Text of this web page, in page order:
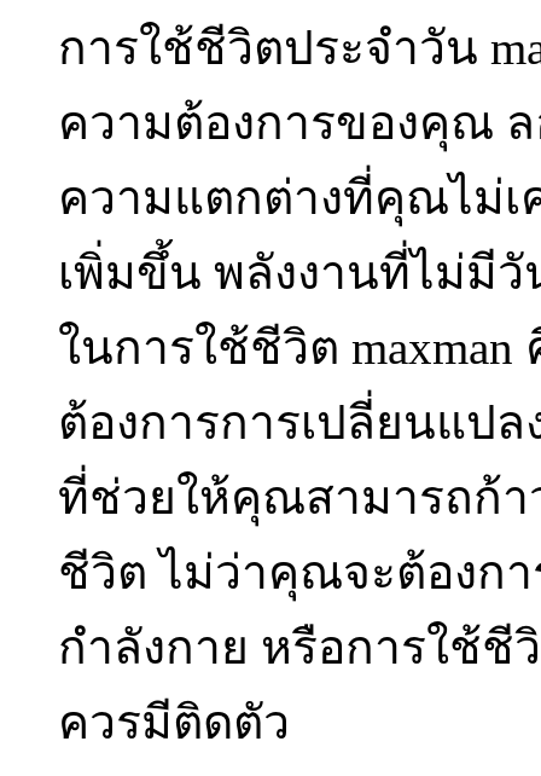
การใช้ชีวิตประจำวัน
ความต้องการของคุณ
ความแตกต่างที่คุณไม่เ
เพิ่มขึ้น พลังงานที่ไม่มี
ในการใช้ชีวิต
ต้องการการเปลี่ยนแป
ที่ช่วยให้คุณสามารถก้า
ชีวิต ไม่ว่าคุณจะต้องกา
กำลังกาย หรือการใช้
ควรมีติดตัว